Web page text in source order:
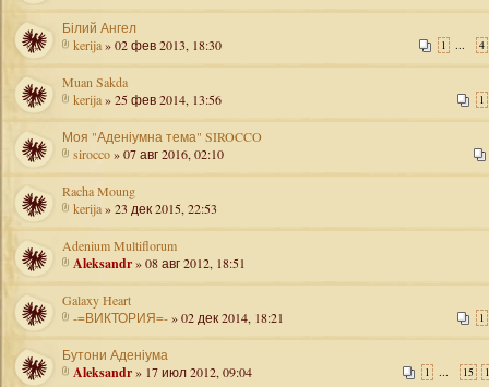
Білий Ангел
1 ... 4
kerija» 02 фев 2013, 18:30
Muan Sakda
1
kerija» 25 фев 2014, 13:56
Моя "Аденіумна тема" SIROCCO
sirocco» 07 авг 2016, 02:10
Racha Moung
kerija» 23 дек 2015, 22:53
Adenium Multiflorum
Aleksandr» 08 авг 2012, 18:51
Galaxy Heart
1
-=ВИКТОРИЯ=-» 02 дек 2014, 18:21
Бутони Аденіума
1 ... 15
Aleksandr» 17 июл 2012, 09:04